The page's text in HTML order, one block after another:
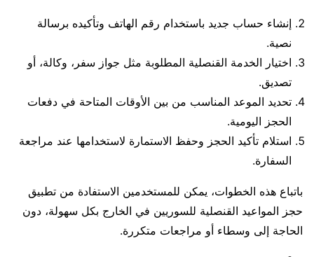
إنشاء حساب جديد باستخدام رقم الهاتف وتأكيده برسالة
نصية.
اختيار الخدمة القنصلية المطلوبة مثل جواز سفر، وكالة، أو
تصديق.
تحديد الموعد المناسب من بين الأوقات المتاحة في دفعات
الحجز اليومية.
استلام تأكيد الحجز وحفظ الاستمارة لاستخدامها عند مراجعة
السفارة.
باتباع هذه الخطوات، يمكن للمستخدمين الاستفادة من تطبيق
حجز المواعيد القنصلية للسوريين في الخارج بكل سهولة، دون
الحاجة إلى وسطاء أو مراجعات متكررة.